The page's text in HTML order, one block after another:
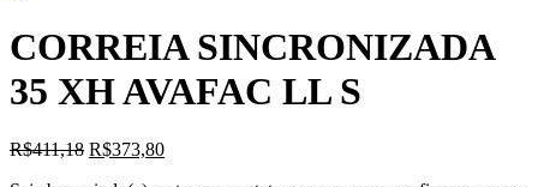
é:
R$370,50.
CORREIA SINCRONIZADA
35 XH AVAFAC LL S
R$411,18 O
R$373,80O